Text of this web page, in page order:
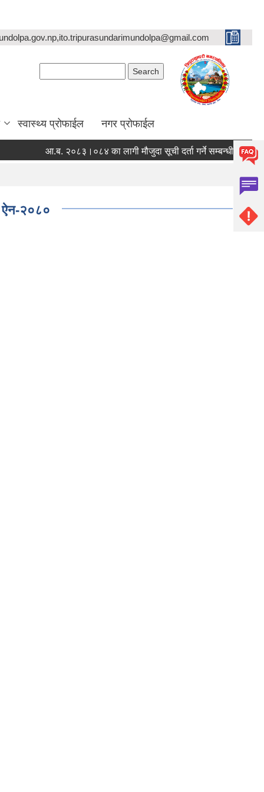
स्वास्थ्य प्रोफाईल नगर प्रोफाईल
आ.ब. २०८३।०८४ का लागी मौजुदा सूची दर्ता गर्ने सम्बन्धी सूचना ।
ऐन-२०८०